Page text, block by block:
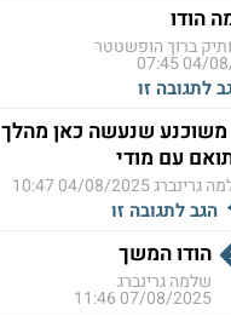
ברוך הופשטטר
04/08/
לתגובה זו
משוכנע שנעשה כאן מהלך
עם מודי
גרינברג04/08/2025 10:47
הגב לתגובה זו
הודו המשך
שלמה גרינברג
07/08/2025 11:46